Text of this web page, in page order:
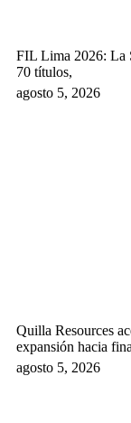
FIL Lima 2026: La
70 títulos,
agosto 5, 2026
Quilla Resources
expansión hacia
agosto 5, 2026